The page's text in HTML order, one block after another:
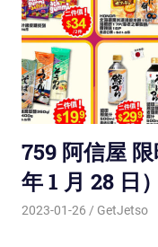
759 阿信屋
年 1 月 28 日）
2023-01-26 GetJetso